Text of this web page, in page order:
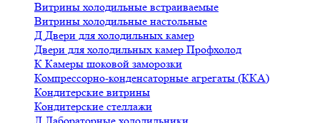
Витрины холодильные встраиваемые
Витрины холодильные настольные
Д Двери для холодильных камер
Двери для холодильных камер Профхолод
К Камеры шоковой заморозки
Компрессорно-конденсаторные агрегаты (ККА)
Кондитерские витрины
Кондитерские стеллажи